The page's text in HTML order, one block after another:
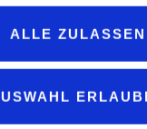
ALLE ZULASSEN
als Bestätigung
künftig gezielt in den